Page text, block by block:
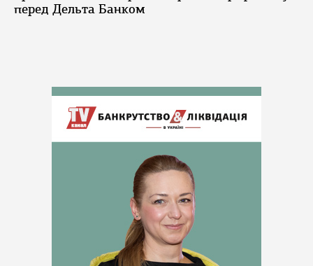
перед Дельта Банком